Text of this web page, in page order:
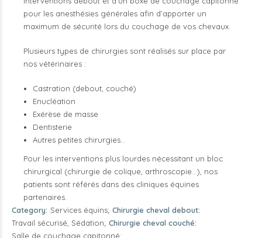
pour les anesthésies générales afin d’apporter un
maximum de sécurité lors du couchage de vos chevaux.
Plusieurs types de chirurgies sont réalisés sur place par
nos vétérinaires :
Castration (debout, couché)
Enucléation
Exérèse de masse
Dentisterie
Autres petites chirurgies…
Pour les interventions plus lourdes nécessitant un bloc
chirurgical (chirurgie de colique, arthroscopie…), nos
patients sont référés dans des cliniques équines
partenaires.
Category Services équins Chirurgie cheval debout
Travail sécurisé, Sédation Chirurgie cheval couché
Salle de couchage capitonné